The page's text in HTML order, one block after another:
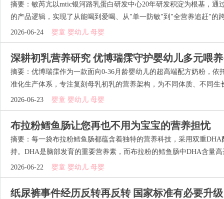
摘要：敏芮亢以mtic银河路乳蛋白研发中心20年研发积淀为根基，通
的产品逻辑，实现了从能喝到爱喝、从"单一防敏"到"全营养追赶"的
2026-06-24 婴童 婴幼儿 母婴
深耕初乳营养研究 优博瑞霂守护婴幼儿多元喂
摘要：优博瑞霂作为一款面向0-36月龄婴幼儿的超高端配方奶粉，依
准化生产体系，专注复刻母乳初乳的营养架构，为不同体质、不同生
2026-06-23 婴童 婴幼儿 母婴
布拉粉鳕鱼肠让您再也不用为宝宝的营养担忧
摘要：每一袋布拉粉鳕鱼肠都蕴含着独特的营养科技，采用双重
持。DHA是脑部发育的重要营养素，而布拉粉的鳕鱼肠中DHA含量高
2026-06-22 婴童 婴幼儿 母婴
纸尿裤事件经历反转再反转 国家标准有必要升级